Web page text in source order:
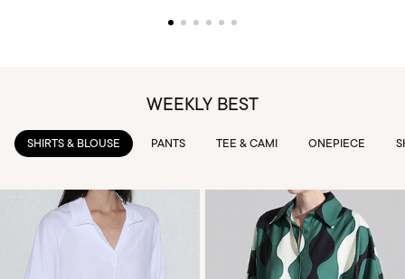
WEEKLY BEST
PANTS TEE & CAMI ONEPIECE SKIRTS OUTWEAR